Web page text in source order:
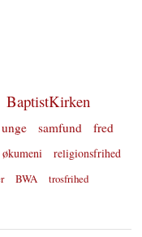
BaptistKirken
unge samfund
fred
økumeni
religionsfrihed
BWA
trosfrihed